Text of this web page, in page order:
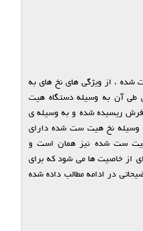
، از ویژگی های نخ های به
طی آن به وسیله دستگاه هیت
فرش ریسیده شده و به وسیله ی
وسیله نخ هیت ست شده دارای
ست شده نیز همان است و
از خاصیت ها می شود که برای
در ادامه مطالب داده شده